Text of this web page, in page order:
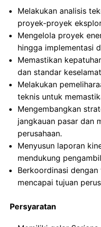
Melakukan analisis
proyek-proyek
Mengelola proyek
hingga implementasi
Memastikan
dan standar
Melakukan
teknis untuk
Mengembangkan
jangkauan pasar dan
perusahaan.
Menyusun laporan
mendukung
Berkoordinasi
mencapai tujuan
Persyaratan